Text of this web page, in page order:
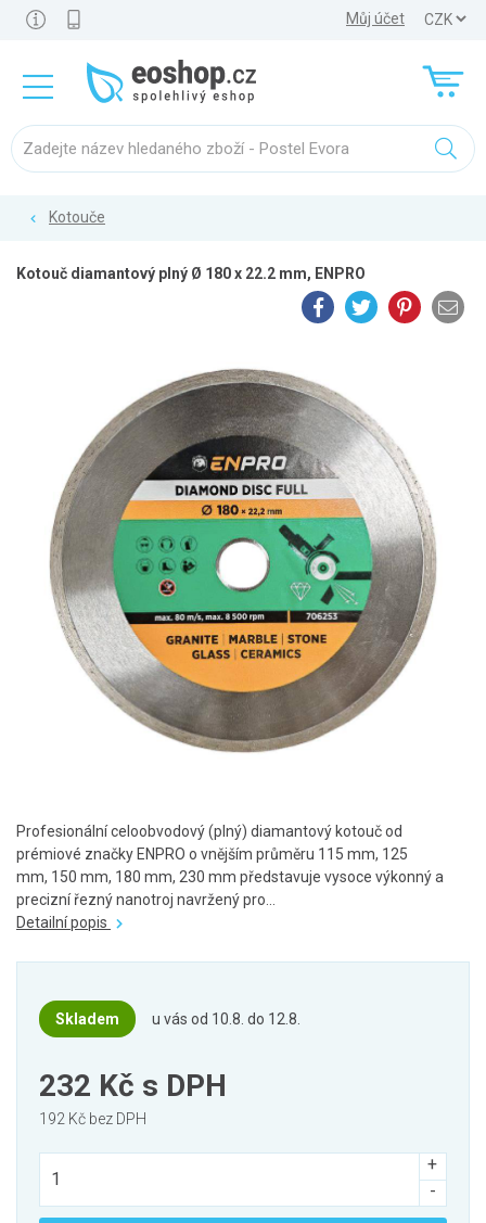
Můj účet
Kotouče
Kotouč diamantový plný Ø 180 x 22.2 mm, ENPRO
Profesionální celoobvodový (plný) diamantový kotouč od
prémiové značky ENPRO o vnějším průměru 115 mm, 125
mm, 150 mm, 180 mm, 230 mm představuje vysoce výkonný a
precizní řezný nanotroj navržený pro...
Detailní popis
Skladem u vás od 10.8. do 12.8.
232 Kč s DPH
192 Kč bez DPH